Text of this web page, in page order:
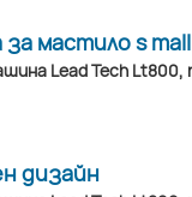
мастило s mall
дизайн